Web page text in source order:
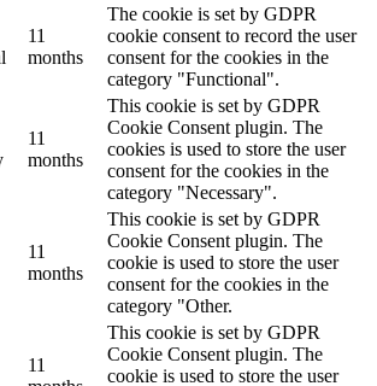
11
months
The cookie is set by GDPR
cookie consent to record the user
consent for the cookies in the
category "Functional".
11
months
This cookie is set by GDPR
Cookie Consent plugin. The
cookies is used to store the user
consent for the cookies in the
category "Necessary".
11
months
This cookie is set by GDPR
Cookie Consent plugin. The
cookie is used to store the user
consent for the cookies in the
category "Other.
11
This cookie is set by GDPR
Cookie Consent plugin. The
cookie is used to store the user